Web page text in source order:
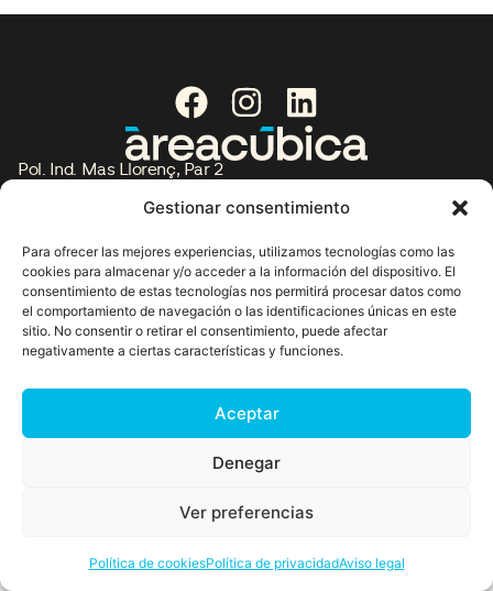
Gestionar consentimiento
Para ofrecer las mejores experiencias, utilizamos tecnologías como las
cookies para almacenar y/o acceder a la información del dispositivo. El
consentimiento de estas tecnologías nos permitirá procesar datos como
el comportamiento de navegación o las identificaciones únicas en este
sitio. No consentir o retirar el consentimiento, puede afectar
negativamente a ciertas características y funciones.
Aceptar
Denegar
Ver preferencias
Política de cookiesPolítica de privacidadAviso legal
Pol. Ind. Mas Llorenç, Par 2
Política de privacidad
Política de cookies
Política de redes sociales
Aviso Legal